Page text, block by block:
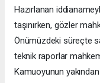
Hazırlanan
taşınırken, gözler
Önümüzdeki süreçte
teknik raporlar
Kamuoyunun